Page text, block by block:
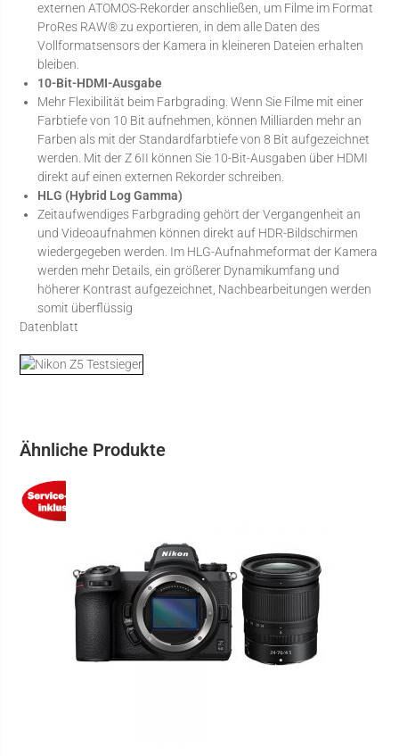
externen ATOMOS-Rekorder anschließen, um Filme im Format
ProRes RAW® zu exportieren, in dem alle Daten des
Vollformatsensors der Kamera in kleineren Dateien erhalten
bleiben.
10-Bit-HDMI-Ausgabe
Mehr Flexibilität beim Farbgrading. Wenn Sie Filme mit einer
Farbtiefe von 10 Bit aufnehmen, können Milliarden mehr an
Farben als mit der Standardfarbtiefe von 8 Bit aufgezeichnet
werden. Mit der Z 6II können Sie 10-Bit-Ausgaben über HDMI
direkt auf einen externen Rekorder schreiben.
HLG (Hybrid Log Gamma)
Zeitaufwendiges Farbgrading gehört der Vergangenheit an
und Videoaufnahmen können direkt auf HDR-Bildschirmen
wiedergegeben werden. Im HLG-Aufnahmeformat der Kamera
werden mehr Details, ein größerer Dynamikumfang und
höherer Kontrast aufgezeichnet, Nachbearbeitungen werden
somit überflüssig
Datenblatt
Ähnliche Produkte